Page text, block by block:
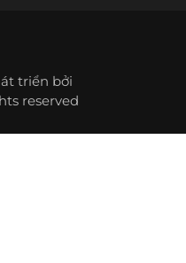
triển bởi
reserved